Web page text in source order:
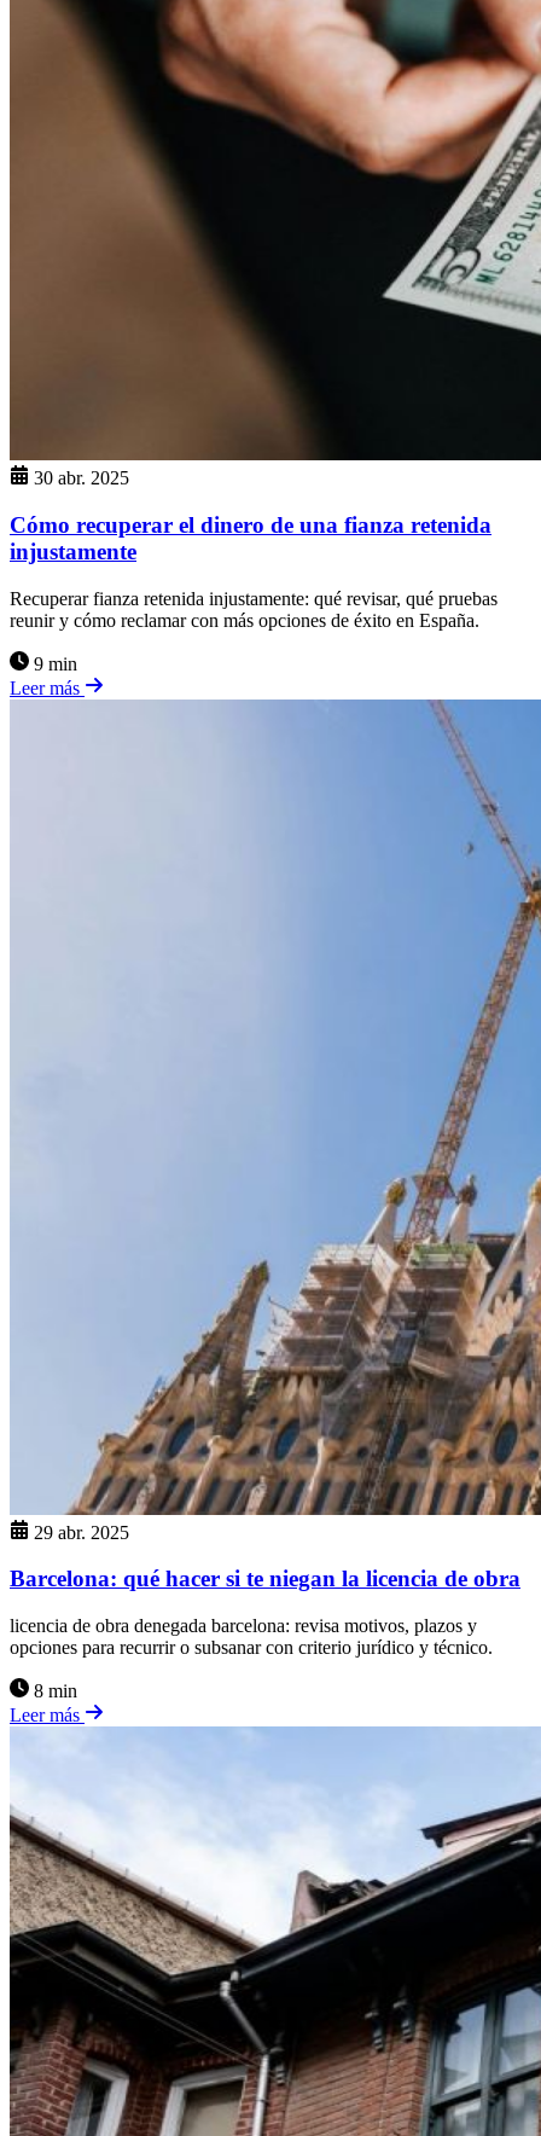
30 abr. 2025
Cómo recuperar el dinero de una fianza retenida
injustamente
Recuperar fianza retenida injustamente: qué revisar, qué pruebas
reunir y cómo reclamar con más opciones de éxito en España.
9 min
Leer más
29 abr. 2025
Barcelona: qué hacer si te niegan la licencia de obra
licencia de obra denegada barcelona: revisa motivos, plazos y
opciones para recurrir o subsanar con criterio jurídico y técnico.
8 min
Leer más